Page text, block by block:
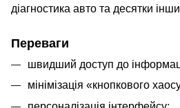
діагностика авто та десятки
Переваги
швидший доступ до
мінімізація «кнопкового